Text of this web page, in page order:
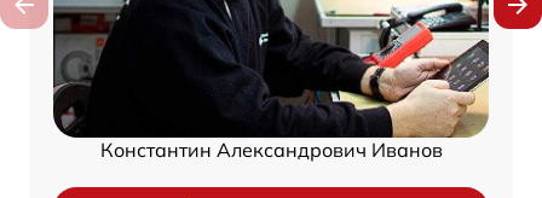
Константин Александрович Иванов